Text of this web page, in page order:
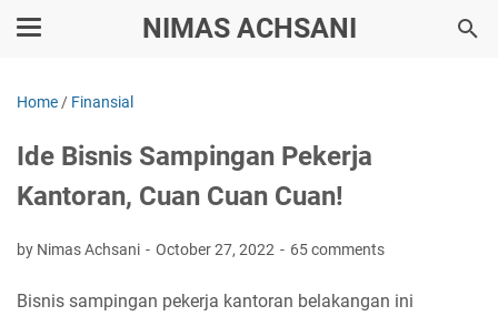
NIMAS ACHSANI
Home / Finansial
Ide Bisnis Sampingan Pekerja
Kantoran, Cuan Cuan Cuan!
by Nimas Achsani October 27, 2022 65 comments
Bisnis sampingan pekerja kantoran belakangan ini